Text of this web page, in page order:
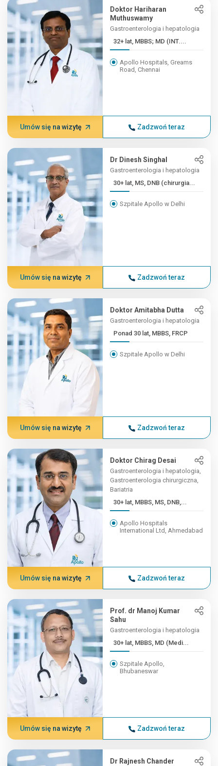
Doktor Hariharan
Muthuswamy
Gastroenterologia i hepatologia
32+ lat, MBBS; MD (INT....
Apollo Hospitals, Greams
Road, Chennai
Umów się na wizytę Zadzwoń teraz
Dr Dinesh Singhal
Gastroenterologia i hepatologia
30+ lat, MS, DNB (chirurgia...
Szpitale Apollo w Delhi
Umów się na wizytę Zadzwoń teraz
Doktor Amitabha Dutta
Gastroenterologia i hepatologia
Ponad 30 lat, MBBS, FRCP
Szpitale Apollo w Delhi
Umów się na wizytę Zadzwoń teraz
Doktor Chirag Desai
Gastroenterologia i hepatologia,
Gastroenterologia chirurgiczna,
Bariatria
30+ lat, MBBS, MS, DNB,...
Apollo Hospitals
International Ltd, Ahmedabad
Umów się na wizytę Zadzwoń teraz
Prof. dr Manoj Kumar
Sahu
Gastroenterologia i hepatologia
30+ lat, MBBS, MD (Medi...
Szpitale Apollo,
Bhubaneswar
Umów się na wizytę Zadzwoń teraz
Dr Rajnesh Chander